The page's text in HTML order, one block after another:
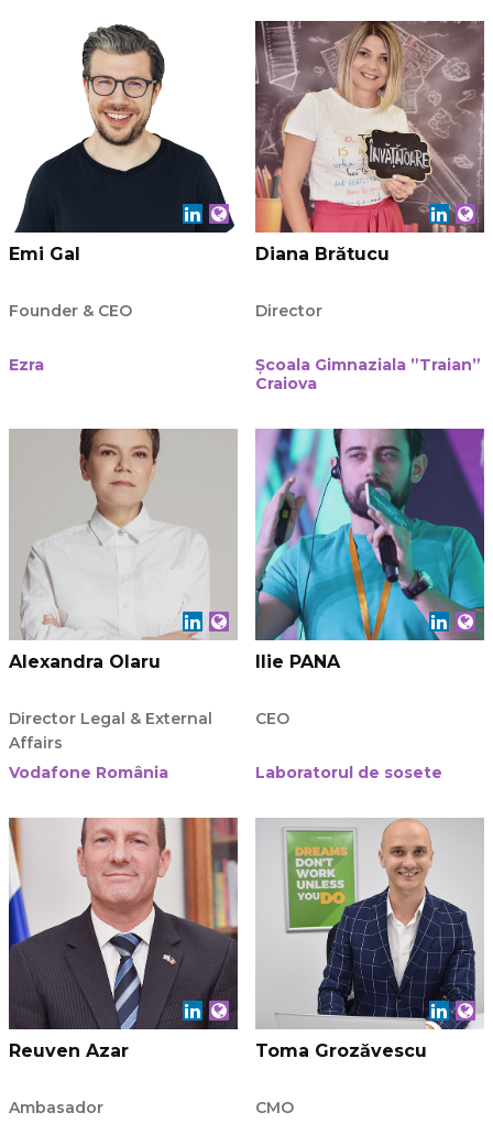
Emi Gal
Founder & CEO
Ezra
Diana Brătucu
Director
Școala Gimnaziala ”Traian”
Craiova
Alexandra Olaru
Director Legal & External
Affairs
Vodafone România
Ilie PANA
CEO
Laboratorul de sosete
Reuven Azar
Ambasador
Toma Grozăvescu
CMO